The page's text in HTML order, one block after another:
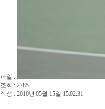
파일 :
조회 : 2785
작성 : 2010년 05월 15일 15:02:31